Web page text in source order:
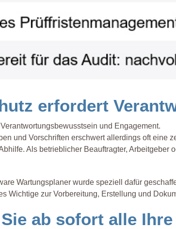
erfordert
und Engagement.
und Vorschriften erschwert allerdings oft eine
Als betrieblicher Beauftragter,
Wartungsplaner wurde speziell dafür
Wichtige zur Vorbereitung, Erstellung und
ab sofort alle